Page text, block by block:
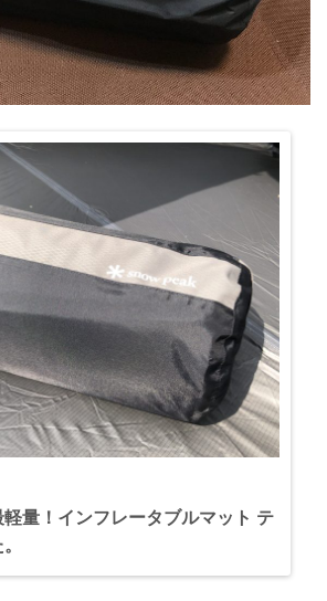
量！インフレータブルマット テ